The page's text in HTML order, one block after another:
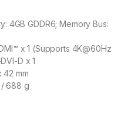
4GB GDDR6; Memory Bus:
x 1 (Supports 4K@60Hz
D x 1
42 mm
688 g